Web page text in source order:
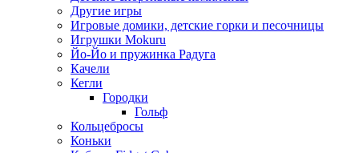
Другие игры
Игровые домики, детские горки и песочницы
Игрушки Mokuru
Йо-Йо и пружинка Радуга
Качели
Кегли
Городки
Гольф
Кольцебросы
Коньки